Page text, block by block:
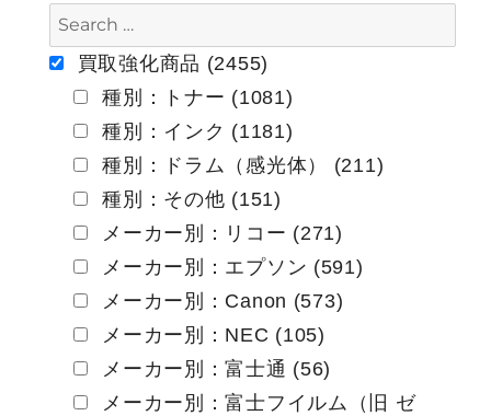
ー
買取強化商品 (2455)
種別：トナー (1081)
種別：インク (1181)
種別：ドラム（感光体） (211)
種別：その他 (151)
メーカー別：リコー (271)
メーカー別：エプソン (591)
メーカー別：Canon (573)
メーカー別：NEC (105)
メーカー別：富士通 (56)
メーカー別：富士フイルム（旧 ゼ